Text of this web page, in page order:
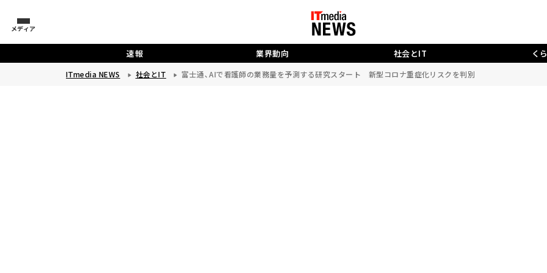
メディア
速報 業界動向 社会とIT く
ITmedia NEWS 社会とIT 富士通、AIで看護師の業務量を予測する研究スタート 新型コロナ重症化リスクを判別